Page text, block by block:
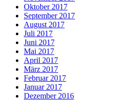
Oktober 2017
September 2017
August 2017
Juli 2017
Juni 2017
Mai 2017
April 2017
März 2017
Februar 2017
Januar 2017
Dezember 2016